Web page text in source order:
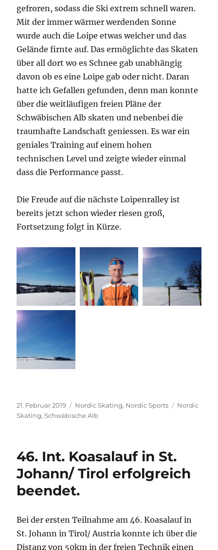
gefroren, sodass die Ski extrem schnell waren.
Mit der immer wärmer werdenden Sonne
wurde auch die Loipe etwas weicher und das
Gelände firnte auf. Das ermöglichte das Skaten
über all dort wo es Schnee gab unabhängig
davon ob es eine Loipe gab oder nicht. Daran
hatte ich Gefallen gefunden, denn man konnte
über die weitläufigen freien Pläne der
Schwäbischen Alb skaten und nebenbei die
traumhafte Landschaft geniessen. Es war ein
geniales Training auf einem hohen
technischen Level und zeigte wieder einmal
dass die Performance passt.
Die Freude auf die nächste Loipenralley ist
bereits jetzt schon wieder riesen groß,
Fortsetzung folgt in Kürze.
Veröffentlicht
am
21. Februar 2019 Kategorien
Nordic Skating, Nordic Sports
Nordic
Skating,Schwäbische Alb
46. Int. Koasalauf in St.
Johann/ Tirol erfolgreich
beendet.
Bei der ersten Teilnahme am 46. Koasalauf in
St. Johann in Tirol/ Austria konnte ich über die
Distanz von 50km in der freien Technik einen